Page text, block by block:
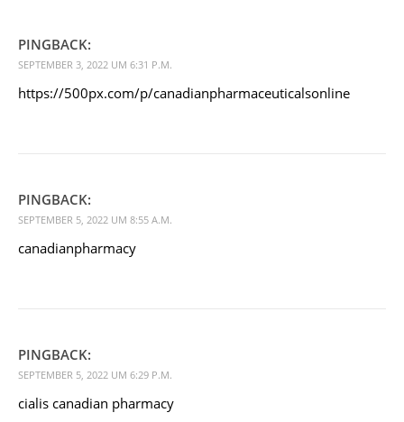
PINGBACK:
SEPTEMBER 3, 2022 UM 6:31 P.M.
https://500px.com/p/canadianpharmaceuticalsonline
PINGBACK:
SEPTEMBER 5, 2022 UM 8:55 A.M.
canadianpharmacy
PINGBACK:
SEPTEMBER 5, 2022 UM 6:29 P.M.
cialis canadian pharmacy